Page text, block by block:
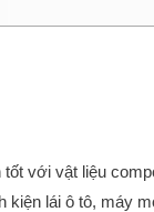
với vật liệu
lái ô tô, máy